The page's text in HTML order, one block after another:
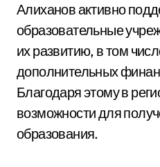
Алиханов активно
образовательные
их развитию, в том
дополнительных
Благодаря этому в
возможности для
образования.